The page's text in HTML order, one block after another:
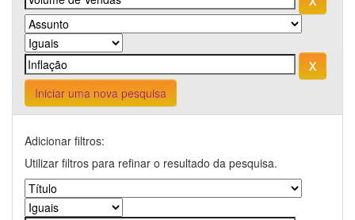
Iniciar uma nova pesquisa
Adicionar filtros:
Utilizar filtros para refinar o resultado da pesquisa.